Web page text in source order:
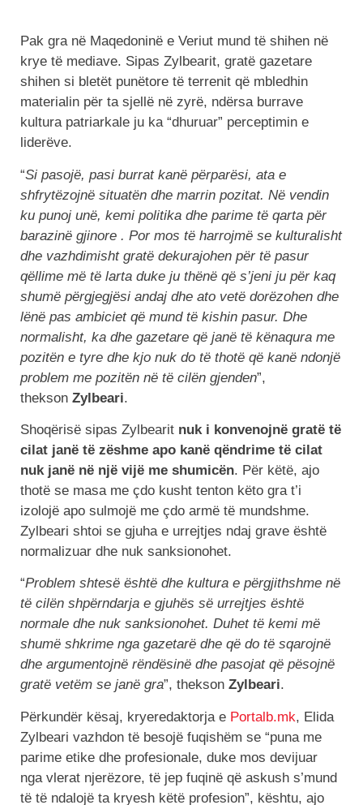
Pak gra në Maqedoninë e Veriut mund të shihen në
krye të mediave. Sipas Zylbearit, gratë gazetare
shihen si bletët punëtore të terrenit që mbledhin
materialin për ta sjellë në zyrë, ndërsa burrave
kultura patriarkale ju ka “dhuruar” perceptimin e
liderëve.
“Si pasojë, pasi burrat kanë përparësi, ata e
shfrytëzojnë situatën dhe marrin pozitat. Në vendin
ku punoj unë, kemi politika dhe parime të qarta për
barazinë gjinore . Por mos të harrojmë se kulturalisht
dhe vazhdimisht gratë dekurajohen për të pasur
qëllime më të larta duke ju thënë që s’jeni ju për kaq
shumë përgjegjësi andaj dhe ato vetë dorëzohen dhe
lënë pas ambiciet që mund të kishin pasur. Dhe
normalisht, ka dhe gazetare që janë të kënaqura me
pozitën e tyre dhe kjo nuk do të thotë që kanë ndonjë
problem me pozitën në të cilën gjenden”,
thekson Zylbeari.
Shoqërisë sipas Zylbearit nuk i konvenojnë gratë të
cilat janë të zëshme apo kanë qëndrime të cilat
nuk janë në një vijë me shumicën. Për këtë, ajo
thotë se masa me çdo kusht tenton këto gra t’i
izolojë apo sulmojë me çdo armë të mundshme.
Zylbeari shtoi se gjuha e urrejtjes ndaj grave është
normalizuar dhe nuk sanksionohet.
“Problem shtesë është dhe kultura e përgjithshme në
të cilën shpërndarja e gjuhës së urrejtjes është
normale dhe nuk sanksionohet. Duhet të kemi më
shumë shkrime nga gazetarë dhe që do të sqarojnë
dhe argumentojnë rëndësinë dhe pasojat që pësojnë
gratë vetëm se janë gra”, thekson Zylbeari.
Përkundër kësaj, kryeredaktorja e Portalb.mk, Elida
Zylbeari vazhdon të besojë fuqishëm se “puna me
parime etike dhe profesionale, duke mos devijuar
nga vlerat njerëzore, të jep fuqinë që askush s’mund
të të ndalojë ta kryesh këtë profesion”, kështu, ajo